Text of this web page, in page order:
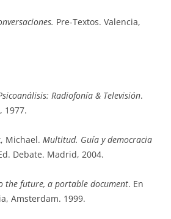
Pre-Textos. Valencia,
Radiofonía & Televisión.
1977.
Michael. Multitud. Guía y democracia
Debate. Madrid, 2004.
the future, a portable document. En
Amsterdam. 1999.